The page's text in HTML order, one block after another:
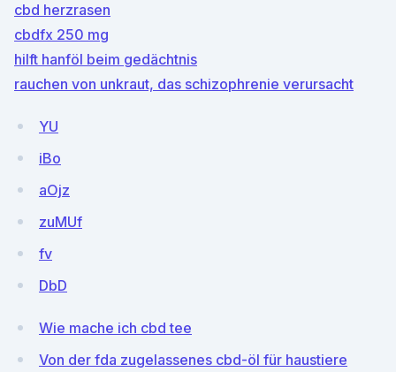
cbd herzrasen
cbdfx 250 mg
hilft hanföl beim gedächtnis
rauchen von unkraut, das schizophrenie verursacht
YU
iBo
aOjz
zuMUf
fv
DbD
Wie mache ich cbd tee
Von der fda zugelassenes cbd-öl für haustiere